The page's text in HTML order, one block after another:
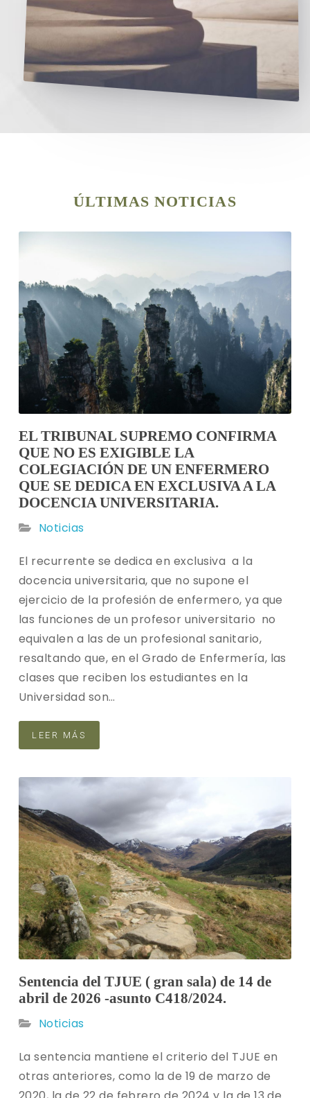
ÚLTIMAS NOTICIAS
EL TRIBUNAL SUPREMO CONFIRMA
QUE NO ES EXIGIBLE LA
COLEGIACIÓN DE UN ENFERMERO
QUE SE DEDICA EN EXCLUSIVA A LA
DOCENCIA UNIVERSITARIA.
Noticias
El recurrente se dedica en exclusiva a la
docencia universitaria, que no supone el
ejercicio de la profesión de enfermero, ya que
las funciones de un profesor universitario no
equivalen a las de un profesional sanitario,
resaltando que, en el Grado de Enfermería, las
clases que reciben los estudiantes en la
Universidad son…
LEER MÁS
Sentencia del TJUE ( gran sala) de 14 de
abril de 2026 -asunto C418/2024.
Noticias
La sentencia mantiene el criterio del TJUE en
otras anteriores, como la de 19 de marzo de